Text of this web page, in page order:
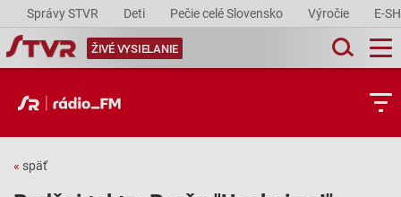
Správy STVR Deti Pečie celé Slovensko Výročie E-
ŽIVÉ VYSIELANIE
« späť